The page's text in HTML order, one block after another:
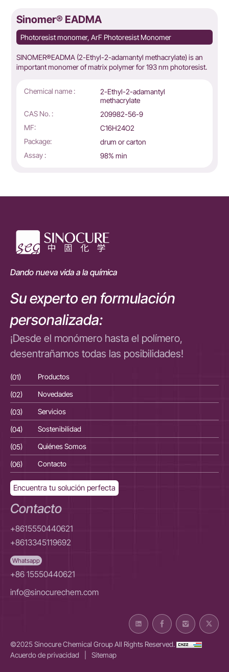
Sinomer® EADMA
Photoresist monomer, ArF Photoresist Monomer
SINOMER®EADMA (2-Ethyl-2-adamantyl methacrylate) is an
important monomer of matrix polymer for 193 nm photoresist.
Chemical name :
2-Ethyl-2-adamantyl
methacrylate
CAS No. :
209982-56-9
MF:
C16H24O2
Package:
drum or carton
Assay :
98% min
Dando nueva vida a la química
Su experto en formulación
personalizada:
¡Desde el monómero hasta el polímero,
desentrañamos todas las posibilidades!
(01) Productos
(02)
Novedades
(03)
Servicios
(04)
Sostenibilidad
(05)
Quiénes Somos
(06)
Contacto
Encuentra tu solución perfecta
Contacto
+8615550440621
+8613345119692
Whatsapp
+86 15550440621
info@sinocurechem.com
©2025 Sinocure Chemical Group All Rights Reserved.
Acuerdo de privacidad
Sitemap